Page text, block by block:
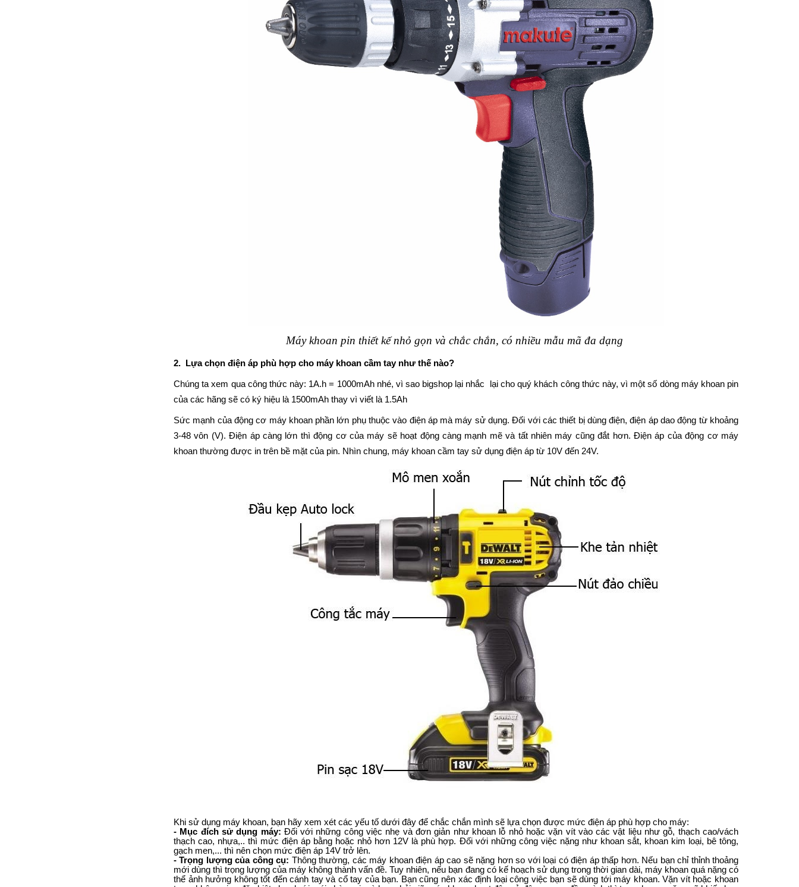
Máy khoan pin thiết kế nhỏ gọn và chắc chắn, có nhiều mẫu mã đa dạng
2. Lựa chọn điện áp phù hợp cho máy khoan cầm tay như thế nào?
Chúng ta xem qua công thức này: 1A.h = 1000mAh nhé, vì sao bigshop lại nhắc lại cho quý khách công thức này, vì một số dòng máy khoan pin
của các hãng sẽ có ký hiệu là 1500mAh thay vì viết là 1.5Ah
Sức mạnh của động cơ máy khoan phần lớn phụ thuộc vào điện áp mà máy sử dụng. Đối với các thiết bị dùng điện, điện áp dao động từ khoảng
3-48 vôn (V). Điện áp càng lớn thì động cơ của máy sẽ hoạt động càng mạnh mẽ và tất nhiên máy cũng đắt hơn. Điện áp của động cơ máy
khoan thường được in trên bề mặt của pin. Nhìn chung, máy khoan cầm tay sử dụng điện áp từ 10V đến 24V.
Khi sử dụng máy khoan, bạn hãy xem xét các yếu tố dưới đây để chắc chắn mình sẽ lựa chọn được mức điện áp phù hợp cho máy:
- Mục đích sử dụng máy: Đối với những công việc nhẹ và đơn giản như khoan lỗ nhỏ hoặc vặn vít vào các vật liệu như gỗ, thạch cao/vách
thạch cao, nhựa,.. thì mức điện áp bằng hoặc nhỏ hơn 12V là phù hợp. Đối với những công việc nặng như khoan sắt, khoan kim loại, bê tông,
gạch men,... thì nên chọn mức điện áp 14V trở lên.
- Trọng lượng của công cụ: Thông thường, các máy khoan điện áp cao sẽ nặng hơn so với loại có điện áp thấp hơn. Nếu bạn chỉ thỉnh thoảng
mới dùng thì trọng lượng của máy không thành vấn đề. Tuy nhiên, nếu bạn đang có kế hoạch sử dụng trong thời gian dài, máy khoan quá nặng có
thể ảnh hưởng không tốt đến cánh tay và cổ tay của bạn. Bạn cũng nên xác định loại công việc bạn sẽ dùng tới máy khoan. Vặn vít hoặc khoan